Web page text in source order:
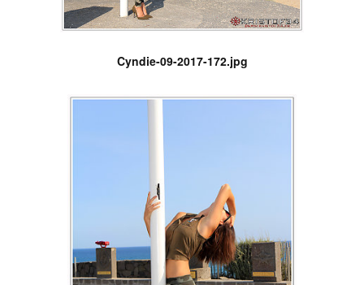
Cyndie-09-2017-172.jpg